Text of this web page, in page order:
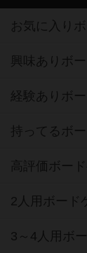
お気に入り
興味ありボ
経験ありボ
持ってるボ
高評価ボー
2人用ボード
3～4人用ボ